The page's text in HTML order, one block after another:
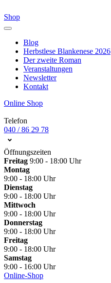
Shop
Blog
Herbstlese Blankenese 2026
Der zweite Roman
Veranstaltungen
Newsletter
Kontakt
Online Shop
Telefon
040 / 86 29 78
Öffnungszeiten
Freitag 9:00 - 18:00 Uhr
Montag
9:00 - 18:00 Uhr
Dienstag
9:00 - 18:00 Uhr
Mittwoch
9:00 - 18:00 Uhr
Donnerstag
9:00 - 18:00 Uhr
Freitag
9:00 - 18:00 Uhr
Samstag
9:00 - 16:00 Uhr
Online-Shop